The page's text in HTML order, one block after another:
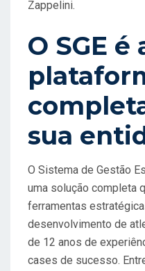
Zappelini.
O SGE é
sua
O Sistema de Gestão
uma solução completa
ferramentas
desenvolvimento de
de 12 anos de
cases de sucesso.